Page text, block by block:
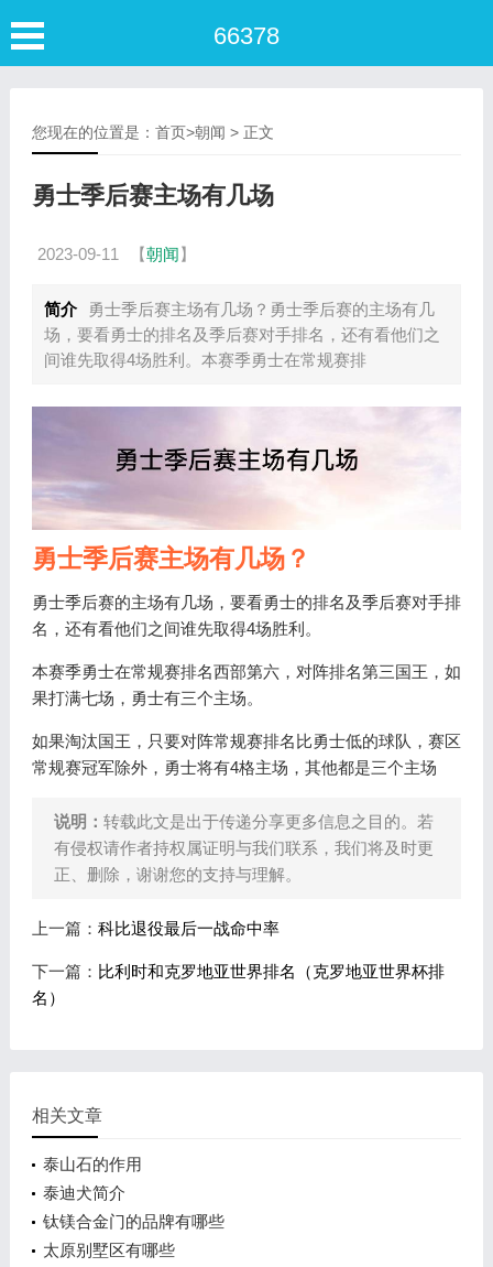
66378
您现在的位置是： 首页>朝闻 > 正文
勇士季后赛主场有几场
2023-09-11 【朝闻】
简介
勇士季后赛主场有几场？勇士季后赛的主场有几
场，要看勇士的排名及季后赛对手排名，还有看他们之
间谁先取得4场胜利。本赛季勇士在常规赛排
勇士季后赛主场有几场？
勇士季后赛的主场有几场，要看勇士的排名及季后赛对手排
名，还有看他们之间谁先取得4场胜利。
本赛季勇士在常规赛排名西部第六，对阵排名第三国王，如
果打满七场，勇士有三个主场。
如果淘汰国王，只要对阵常规赛排名比勇士低的球队，赛区
常规赛冠军除外，勇士将有4格主场，其他都是三个主场
说明： 转载此文是出于传递分享更多信息之目的。若
有侵权请作者持权属证明与我们联系，我们将及时更
正、删除，谢谢您的支持与理解。
上一篇： 科比退役最后一战命中率
下一篇： 比利时和克罗地亚世界排名（克罗地亚世界杯排
名）
相关文章
泰山石的作用
泰迪犬简介
钛镁合金门的品牌有哪些
太原别墅区有哪些